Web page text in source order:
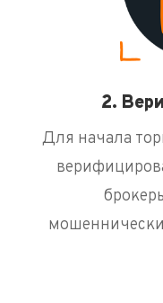
2.
Для начала